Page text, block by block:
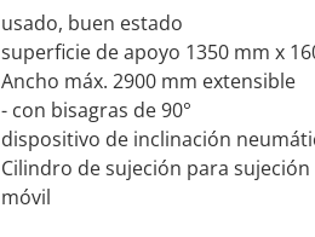
usado, buen estado
superficie de apoyo 1350 mm x
Ancho máx. 2900 mm extensible
- con bisagras de 90°
dispositivo de inclinación
Cilindro de sujeción para
móvil